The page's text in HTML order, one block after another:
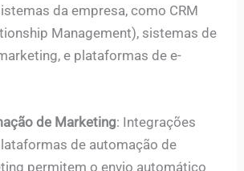
da empresa, como CRM
Management), sistemas de
e plataformas de e-
de Marketing: Integrações
de automação de
permitem o envio automático